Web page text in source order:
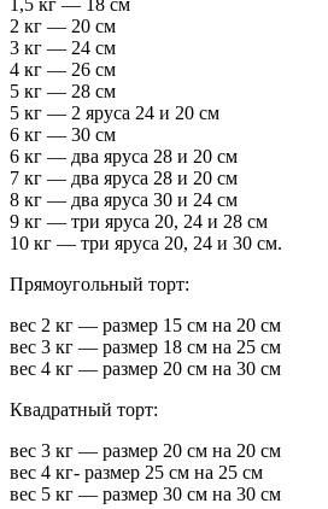
2 кг — 20 см
3 кг — 24 см
4 кг — 26 см
5 кг — 28 см
5 кг — 2 яруса 24 и 20 см
6 кг — 30 см
6 кг — два яруса 28 и 20 см
7 кг — два яруса 28 и 20 см
8 кг — два яруса 30 и 24 см
9 кг — три яруса 20, 24 и 28 см
10 кг — три яруса 20, 24 и 30 см.
Прямоугольный торт:
вес 2 кг — размер 15 см на 20 см
вес 3 кг — размер 18 см на 25 см
вес 4 кг — размер 20 см на 30 см
Квадратный торт:
вес 3 кг — размер 20 см на 20 см
вес 4 кг- размер 25 см на 25 см
вес 5 кг — размер 30 см на 30 см